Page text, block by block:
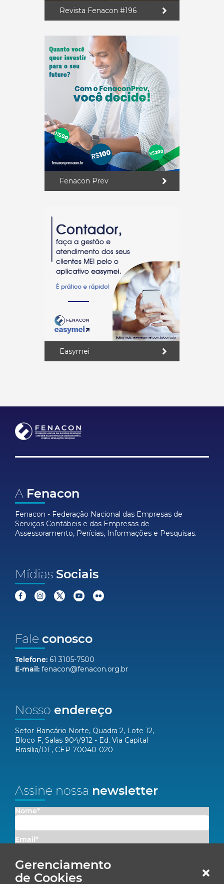
Gerenciamento
de Cookies
Revista Fenacon #196
Fenacon Prev
Easymei
A Fenacon
Fenacon - Federação Nacional das Empresas de
Serviços Contábeis e das Empresas de
Assessoramento, Perícias, Informações e Pesquisas.
Mídias Sociais
Fale conosco
Telefone: 61 3105-7500
E-mail: fenacon@fenacon.org.br
Nosso endereço
Setor Bancário Norte, Quadra 2, Lote 12,
Bloco F, Salas 904/912 - Ed. Via Capital
Brasília/DF, CEP 70040-020
Assine nossa newsletter
Nome*
Email*
Concordo em receber comunicações da Fenacon.